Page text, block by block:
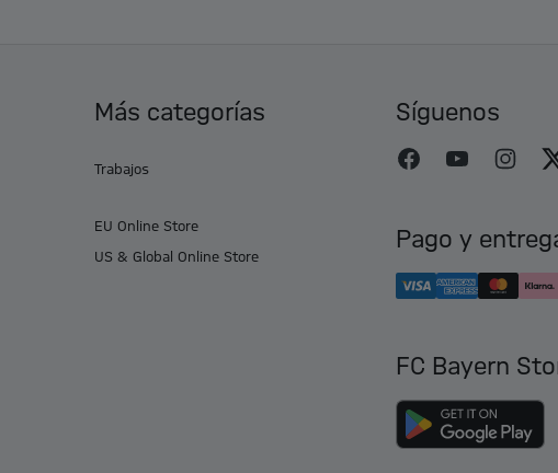
Más categorías
Trabajos
EU Online Store
US & Global Online Store
Síguenos
Pago y
FC Bayern